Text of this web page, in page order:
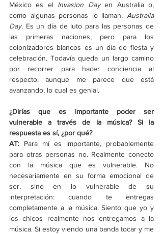
México es el Invasion Day en Australia o,
como algunas personas lo llaman, Australia
Day. Es un día de luto para las personas de
las primeras naciones, pero para los
colonizadores blancos es un día de fiesta y
celebración. Todavía queda un largo camino
por recorrer para hacer conciencia al
respecto, aunque me parece que está
avanzando, lo cual es genial.
¿Dirías que es importante poder ser
vulnerable a través de la música? Si la
respuesta es sí, ¿por qué?
AT: Para mí es importante, probablemente
para otras personas no. Realmente conecto
con la música que es vulnerable. No
necesariamente en su forma emocional de
ser, sino en lo vulnerable de su
interpretación: cuando te entregas
completamente a la música. Siento que yo y
los chicos realmente nos entregamos a la
música. Si estoy viendo una banda tocar y me